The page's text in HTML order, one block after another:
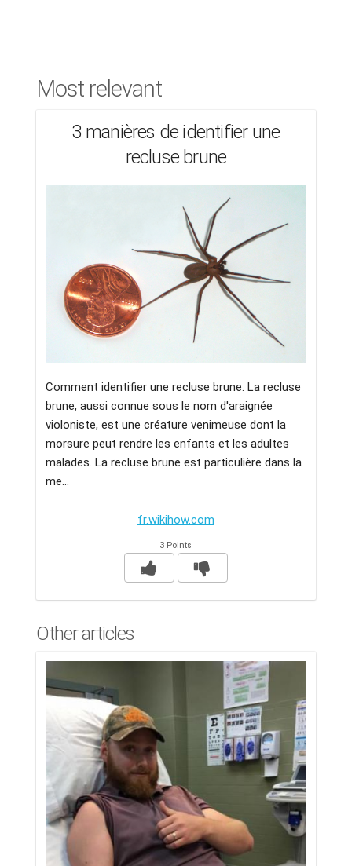
Most relevant
3 manières de identifier une
recluse brune
Comment identifier une recluse brune. La recluse
brune, aussi connue sous le nom d'araignée
violoniste, est une créature venimeuse dont la
morsure peut rendre les enfants et les adultes
malades. La recluse brune est particulière dans la
me...
fr.wikihow.com
3 Points
Other articles